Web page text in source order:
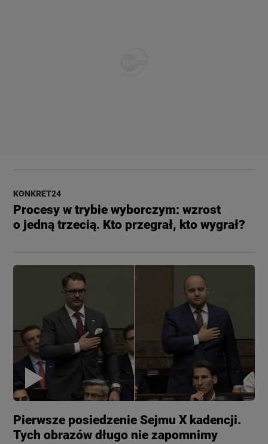
KONKRET24
Procesy w trybie wyborczym: wzrost
o jedną trzecią. Kto przegrał, kto wygrał?
Pierwsze posiedzenie Sejmu X kadencji.
Tych obrazów długo nie zapomnimy